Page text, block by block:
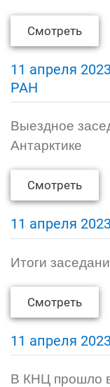
Смотреть
11 апреля
РАН
Выездное
Антарктике
Смотреть
11 апреля
Итоги
Смотреть
11 апреля
В КНЦ прошло